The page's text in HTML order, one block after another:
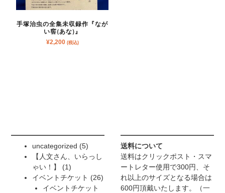
手塚治虫の全集未収録作『なが
い窖(あな)』
¥2,200 (税込)
uncategorized 55
個
商
品
【人文さん、いらっし
ゃい！】
11
個
の
イベントチケット 2626
イベントチケット
送料について
送料はクリックポスト・スマ
ートレター使用で300円、そ
れ以上のサイズとなる場合は
600円頂戴いたします。（一